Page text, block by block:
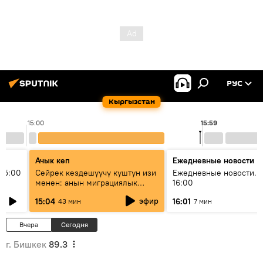
Кыргызстан
РУС
15:00 15:59
Ачык кеп
Сейрек кездешүүчү куштун изи
менен: анын миграциялык
жолу эмнеден кабар берет?
15:04 43 мин эфир
Ежедневные новости
Ежедневные новости.
16:00
16:01 7 мин
Вчера Сегодня
г. Бишкек 89.3